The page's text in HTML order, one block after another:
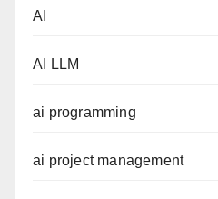
AI
AI LLM
ai programming
ai project management